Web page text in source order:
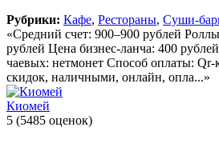
Рубрики: Кафе, Рестораны, Суши-
«Средний счет: 900–900 рублей
рублей Цена бизнес-ланча: 400
чаевых: нетмонет Способ оплаты: Qr-
скидок, наличными, онлайн, опла...»
Киомей
5 (5485 оценок)